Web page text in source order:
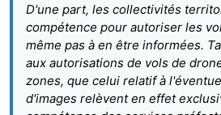
D'une part, les collectivités
compétence pour autoriser les
même pas à en être informées.
aux autorisations de vols de
zones, que celui relatif à
d'images relèvent en effet